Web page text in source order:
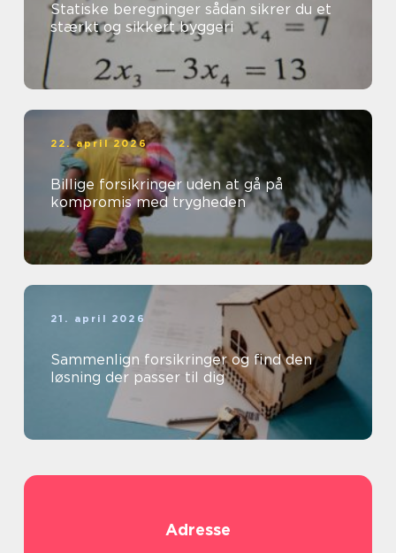
Statiske beregninger sådan sikrer du et
stærkt og sikkert byggeri
22. april 2026
Billige forsikringer uden at gå på
kompromis med trygheden
21. april 2026
Sammenlign forsikringer og find den
løsning der passer til dig
Adresse